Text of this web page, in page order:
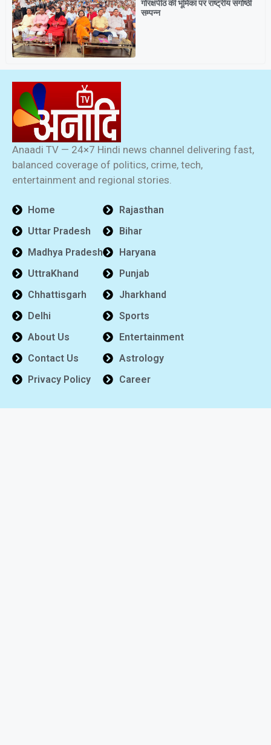
गोरक्षपीठ की भूमिका पर राष्ट्रीय संगोष्ठी
सम्पन्न
Anaadi TV — 24×7 Hindi news channel delivering fast,
balanced coverage of politics, crime, tech,
entertainment and regional stories.
Home
Uttar Pradesh
Madhya Pradesh
UttraKhand
Chhattisgarh
Delhi
About Us
Contact Us
Privacy Policy
Rajasthan
Bihar
Haryana
Punjab
Jharkhand
Sports
Entertainment
Astrology
Career